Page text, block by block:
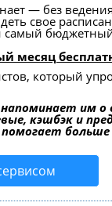
— без
свое
самый
месяц
который
им о
кэшбэк и